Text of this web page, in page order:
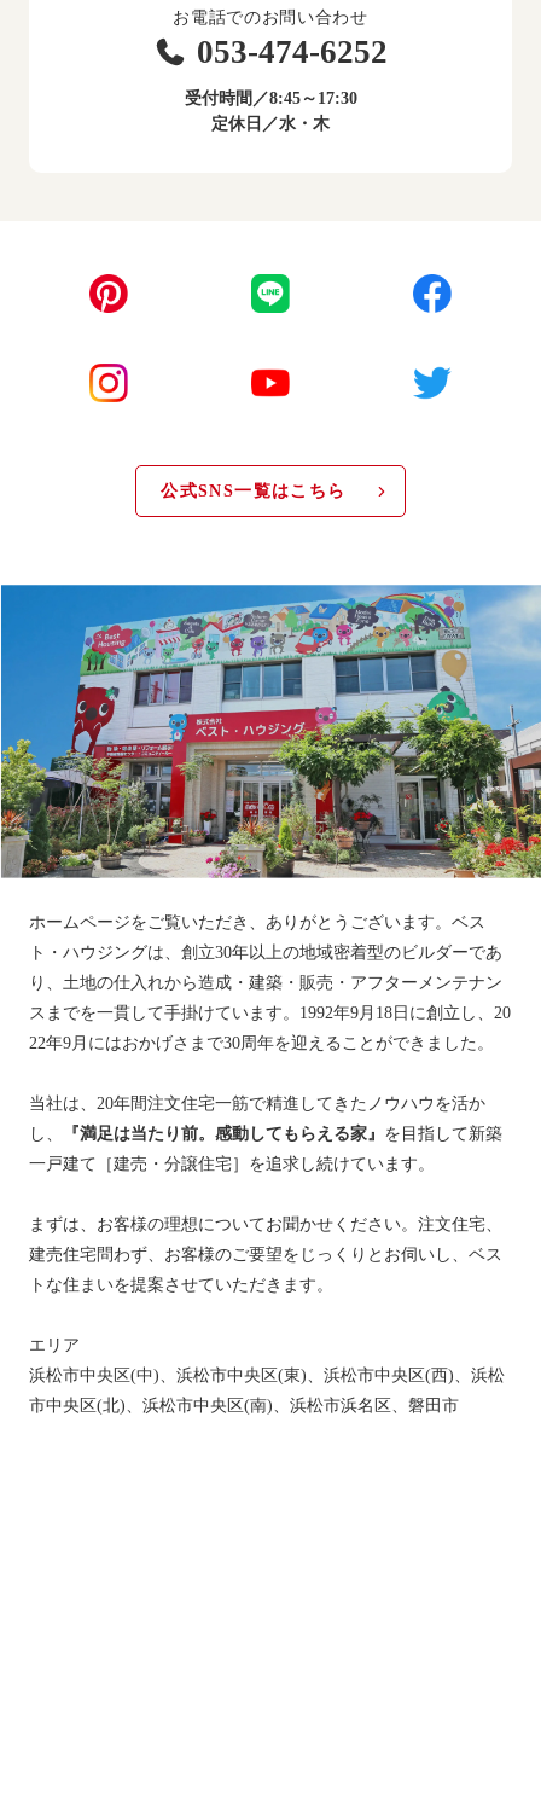
お電話でのお問い合わせ
053-474-6252
受付時間／8:45～17:30
定休日／水・木
公式SNS一覧はこちら
ホームページをご覧いただき、ありがとうございます。ベス
ト・ハウジングは、創立30年以上の地域密着型のビルダーであ
り、土地の仕入れから造成・建築・販売・アフターメンテナン
スまでを一貫して手掛けています。1992年9月18日に創立し、20
22年9月にはおかげさまで30周年を迎えることができました。
当社は、20年間注文住宅一筋で精進してきたノウハウを活か
し、
『満足は当たり前。感動してもらえる家』 を目指して新築
一戸建て［建売・分譲住宅］を追求し続けています。
まずは、お客様の理想についてお聞かせください。注文住宅、
建売住宅問わず、お客様のご要望をじっくりとお伺いし、ベス
トな住まいを提案させていただきます。
エリア
浜松市中央区(中)、浜松市中央区(東)、浜松市中央区(西)、浜松
市中央区(北)、浜松市中央区(南)、浜松市浜名区、磐田市